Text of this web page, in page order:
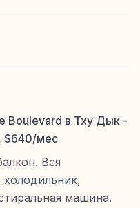
Boulevard в Тху Дык -
$640/мес
Вся
холодильник,
машина.